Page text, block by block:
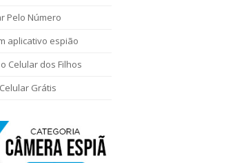
Pelo Número
aplicativo espião
Celular dos Filhos
Grátis